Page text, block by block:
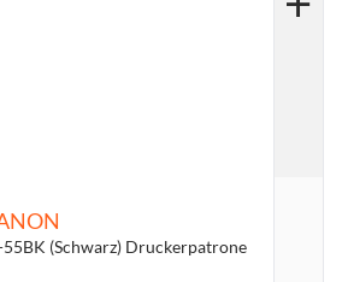
55BK (Schwarz) Druckerpatrone